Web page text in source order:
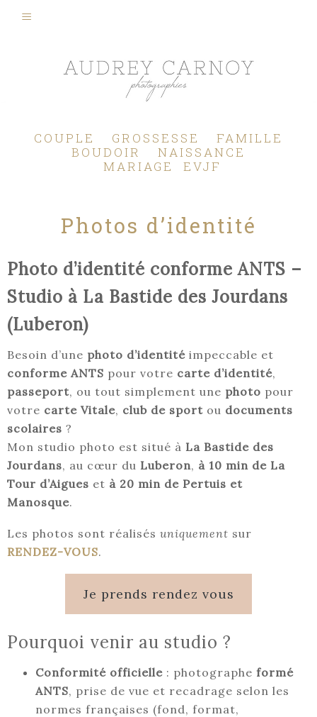
COUPLE GROSSESSE
FAMILLE
BOUDOIR
NAISSANCE
MARIAGE
EVJF
Photos d’identité
Photo d’identité conforme ANTS –
Studio à La Bastide des Jourdans
(Luberon)
Besoin d’une photo d’identité impeccable et
conforme ANTS pour votre carte d’identité,
passeport, ou tout simplement une photo pour
votre carte Vitale, club de sport ou documents
scolaires ?
Mon studio photo est situé à La Bastide des
Jourdans, au cœur du Luberon, à 10 min de La
Tour d’Aigues et à 20 min de Pertuis et
Manosque.
Les photos sont réalisés uniquement sur
RENDEZ-VOUS.
Je prends rendez vous
Pourquoi venir au studio ?
Conformité officielle : photographe formé
ANTS, prise de vue et recadrage selon les
normes françaises (fond, format,